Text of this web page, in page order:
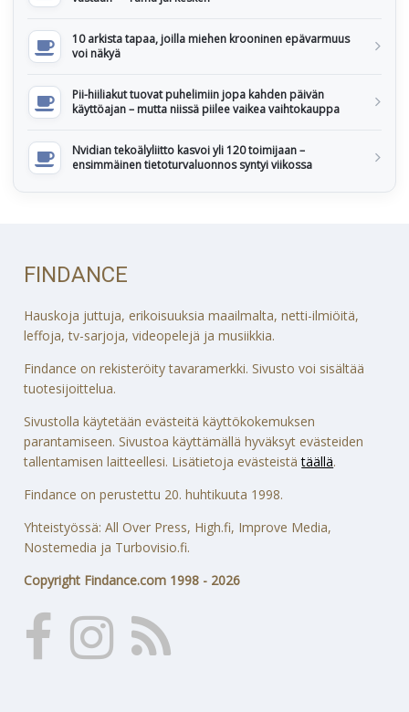
10 arkista tapaa, joilla miehen krooninen epävarmuus
voi näkyä
Pii-hiiliakut tuovat puhelimiin jopa kahden päivän
käyttöajan – mutta niissä piilee vaikea vaihtokauppa
Nvidian tekoälyliitto kasvoi yli 120 toimijaan –
ensimmäinen tietoturvaluonnos syntyi viikossa
FINDANCE
Hauskoja juttuja, erikoisuuksia maailmalta, netti-ilmiöitä,
leffoja, tv-sarjoja, videopelejä ja musiikkia.
Findance on rekisteröity tavaramerkki. Sivusto voi sisältää
tuotesijoittelua.
Sivustolla käytetään evästeitä käyttökokemuksen
parantamiseen. Sivustoa käyttämällä hyväksyt evästeiden
tallentamisen laitteellesi. Lisätietoja evästeistätäällä.
Findance on perustettu 20. huhtikuuta 1998.
Yhteistyössä: All Over Press, High.fi, Improve Media,
Nostemedia ja Turbovisio.fi.
Copyright Findance.com 1998 - 2026